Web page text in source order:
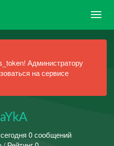
Администратору
на сервисе
0 сообщений